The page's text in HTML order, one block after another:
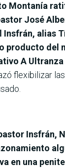
Montanía
José
Insfrán, alias
producto del
A Ultranza
flexibilizar
Insfrán,
en una